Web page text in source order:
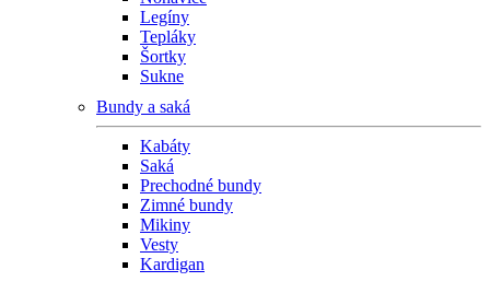
Legíny
Tepláky
Šortky
Sukne
Bundy a saká
Kabáty
Saká
Prechodné bundy
Zimné bundy
Mikiny
Vesty
Kardigan